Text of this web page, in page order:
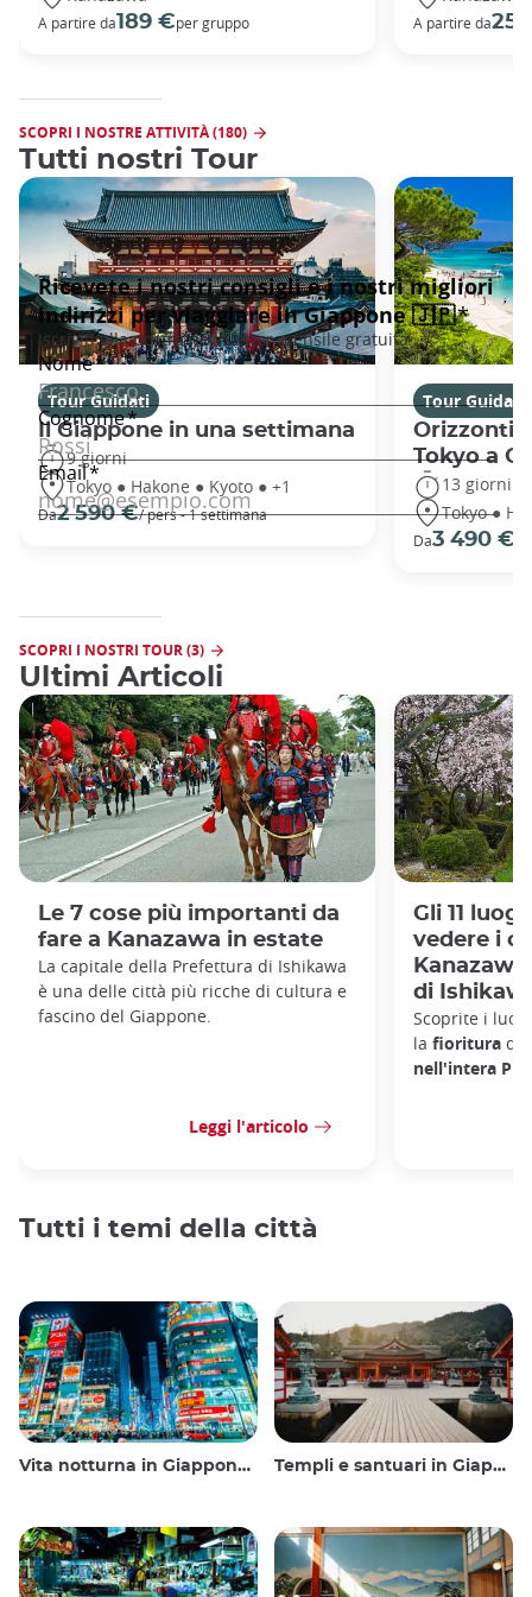
A partire da189 €per gruppo A partire da
SCOPRI I NOSTRE ATTIVITÀ (180)
Tutti nostri Tour
Tour Guidati
Il Giappone in una settimana
9 giorni
Tokyo ● Hakone ● Kyoto ● +1
Da2 590 €/ pers - 1 settimana
Tour Guidati
Orizzonti
Tokyo a
13 giorni
Tokyo ●
Da3 490 €
SCOPRI I NOSTRI TOUR (3)
Ultimi Articoli
Le 7 cose più importanti da
fare a Kanazawa in estate
La capitale della Prefettura di Ishikawa
è una delle città più ricche di cultura e
fascino del Giappone.
Leggi l'articolo
Gli 11
vedere i
di
Scoprite i
la fioritura
nell'intera
Tutti i temi della città
Vita notturna in Giappone: uscire, vedere e bere Templi e santuari in Giappone